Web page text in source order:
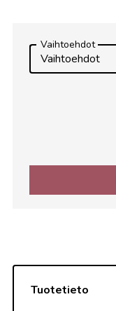
Vaihtoehdot
Vaihtoehdot
Tuotetieto